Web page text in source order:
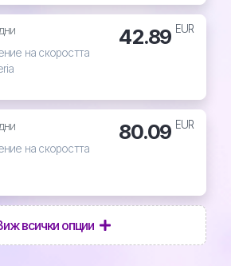
на скоростта
42.89 EUR
на скоростта
80.09 EUR
всички опции